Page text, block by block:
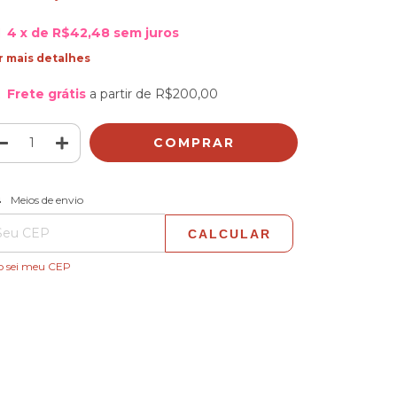
4 x de R$42,48 sem juros
mais detalhes
Frete grátis a partir de R$200,00
para o CEP:
Meios de envio
CALCULAR
sei meu CEP